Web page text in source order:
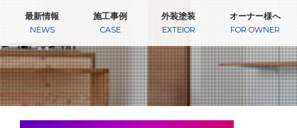
最新情報
NEWS
施工事例
CASE
外装塗装
EXTEIOR
オーナー様へ
FOR OWNER